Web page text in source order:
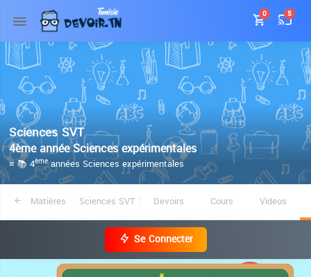
0 5
Sciences SVT
4ème année Sciences expérimentales
≡ 📚 4èmeannées Sciences expérimentales
Matières Sciences SVT : Devoirs Cours Videos
Se Connecter